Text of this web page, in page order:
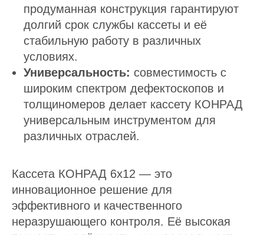
продуманная конструкция гарантируют
долгий срок службы кассеты и её
стабильную работу в различных
условиях.
Универсальность: совместимость с
широким спектром дефектоскопов и
толщиномеров делает кассету КОНРАД
универсальным инструментом для
различных отраслей.
Кассета КОНРАД 6х12 — это
инновационное решение для
эффективного и качественного
неразрушающего контроля. Её высокая